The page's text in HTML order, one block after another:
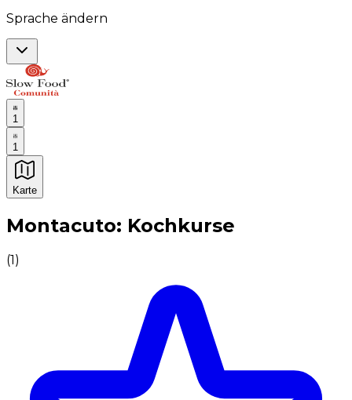
Sprache ändern
1
1
Karte
Unvergessliche kulinarische Erlebnisse:
Montacuto: Kochkurse
(1)